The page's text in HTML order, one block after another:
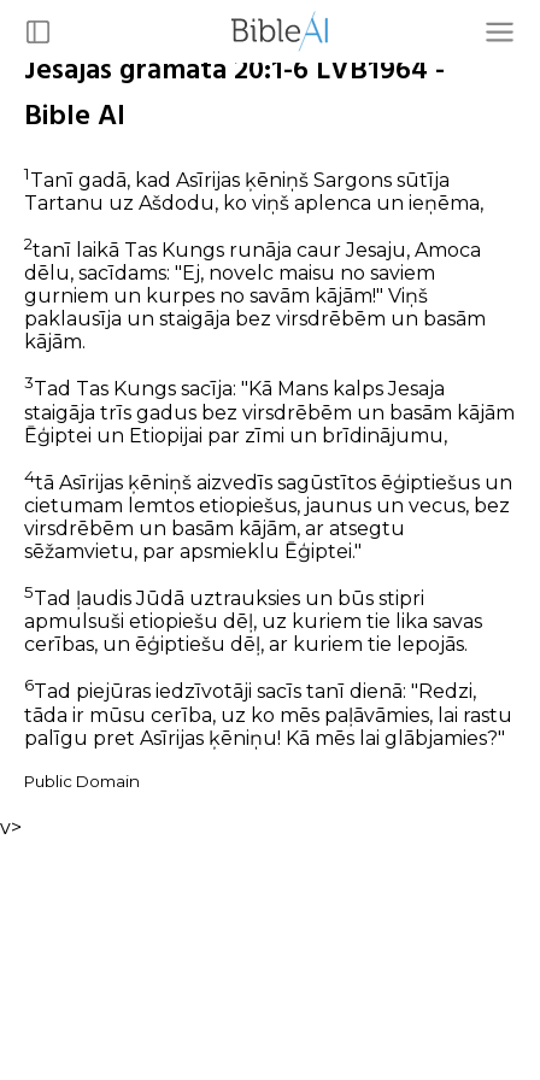
Jesajas grāmata 20:1-6 LVB1964 -
Bible AI
1Tanī gadā, kad Asīrijas ķēniņš Sargons sūtīja
Tartanu uz Ašdodu, ko viņš aplenca un ieņēma,
2tanī laikā Tas Kungs runāja caur Jesaju, Amoca
dēlu, sacīdams: "Ej, novelc maisu no saviem
gurniem un kurpes no savām kājām!" Viņš
paklausīja un staigāja bez virsdrēbēm un basām
kājām.
3Tad Tas Kungs sacīja: "Kā Mans kalps Jesaja
staigāja trīs gadus bez virsdrēbēm un basām kājām
Ēģiptei un Etiopijai par zīmi un brīdinājumu,
4tā Asīrijas ķēniņš aizvedīs sagūstītos ēģiptiešus un
cietumam lemtos etiopiešus, jaunus un vecus, bez
virsdrēbēm un basām kājām, ar atsegtu
sēžamvietu, par apsmieklu Ēģiptei."
5Tad ļaudis Jūdā uztrauksies un būs stipri
apmulsuši etiopiešu dēļ, uz kuriem tie lika savas
cerības, un ēģiptiešu dēļ, ar kuriem tie lepojās.
6Tad piejūras iedzīvotāji sacīs tanī dienā: "Redzi,
tāda ir mūsu cerība, uz ko mēs paļāvāmies, lai rastu
palīgu pret Asīrijas ķēniņu! Kā mēs lai glābjamies?"
Public Domain
v>